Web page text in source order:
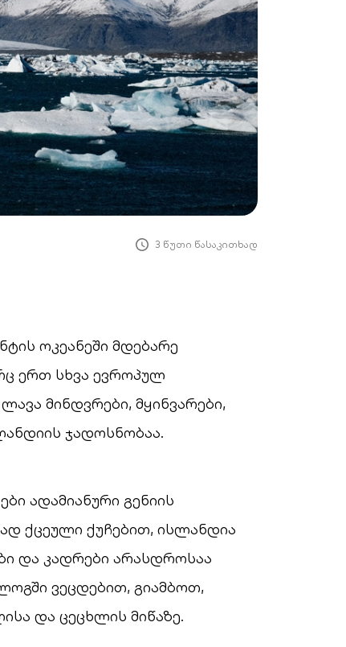
3 წუთი წასაკითხად
ოკეანეში მდებარე
ერთ სხვა ევროპულ
მინდვრები, მყინვარები,
ჯადოსნობაა.
ადამიანური გენიის
ქცეული ქუჩებით, ისლანდია
და კადრები არასდროსაა
ვეცდებით, გიამბოთ,
და ცეცხლის მიწაზე.